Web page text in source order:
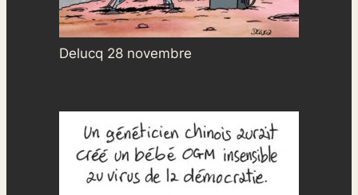
Delucq 28 novembre